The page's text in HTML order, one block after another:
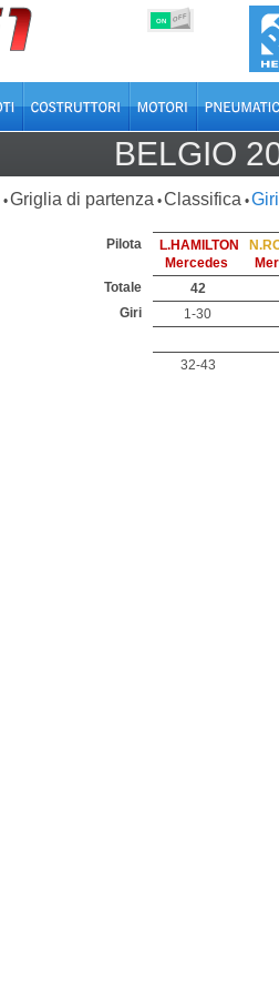
ON OFF
BELGIO
•Griglia di partenza •Classifica •
Pilota
L.HAMILTON
Mercedes
Totale
42
Giri
1-30
32-43